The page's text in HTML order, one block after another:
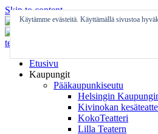
Skip to content
Etusivu
Kaupungit
Pääkaupunkiseutu
Helsingin
Kivinokan
KokoTeatteri
Lilla Teatern
Käytämme evästeitä. Käyttämällä sivustoa